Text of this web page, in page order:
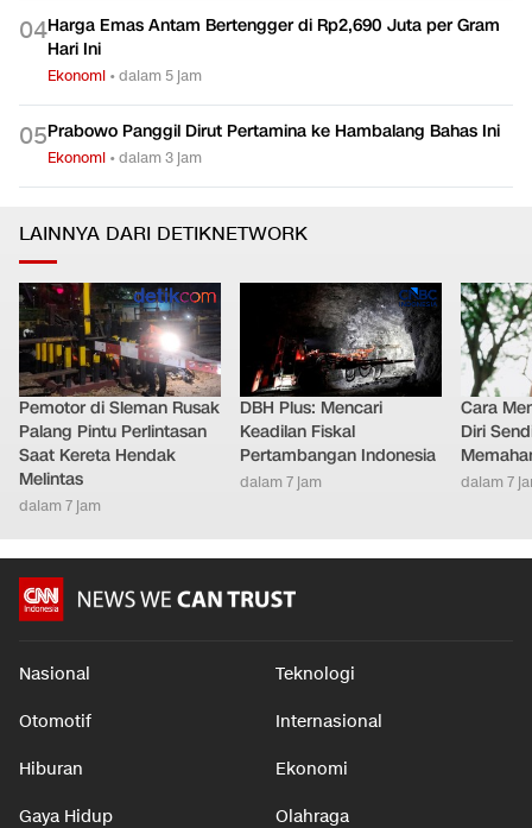
04Harga Emas Antam Bertengger di Rp2,690 Juta per Gram
Hari Ini
Ekonomi •dalam 5 jam
05Prabowo Panggil Dirut Pertamina ke Hambalang Bahas Ini
Ekonomi •dalam 3 jam
LAINNYA DARI DETIKNETWORK
Pemotor di Sleman Rusak
Palang Pintu Perlintasan
Saat Kereta Hendak
Melintas
dalam 7 jam
DBH Plus: Mencari
Keadilan Fiskal
Pertambangan Indonesia
dalam 7 jam
Cara
Diri
dalam 7
Nasional Teknologi
Otomotif Internasional
Hiburan Ekonomi
Gaya Hidup Olahraga